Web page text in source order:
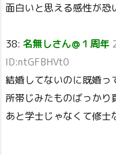
面白いと思える感性が恐
38: 名無しさん＠１周年
ID:ntGFBHVt0
結婚してないのに既婚っ
所帯じみたものばっかり
あと学士じゃなくて修士